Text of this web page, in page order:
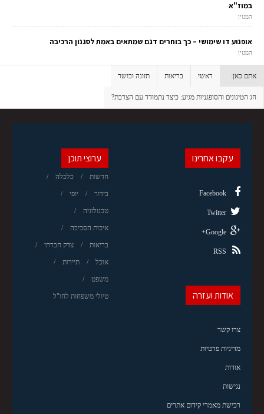
במוז"א
המגזין
אופנוע דו שימושי – כך בוחרים דגם שמתאים באמת לסגנון הרכיבה
המגזין
אתם כאן: ראשי בריאות תזונה וכושר
חג הטיגונים והסופגניות מגיע: כיצד נתמודד עם הצרבת?
ערוצי תוכן
חדשות כלכלה
בידור יופי
טכנולוגיה
איכות הסביבה
בריאות צדק חברתי
אוכל תיירות
משפט
טיולי משפחות לחו"ל
עקבו אחרינו
Facebook
Twitter
Google+
RSS
אודות ועזרה
צרו קשר
מדיניות פרטיות
אודות
נגישות
רכישת מאמרי קידום אתרים